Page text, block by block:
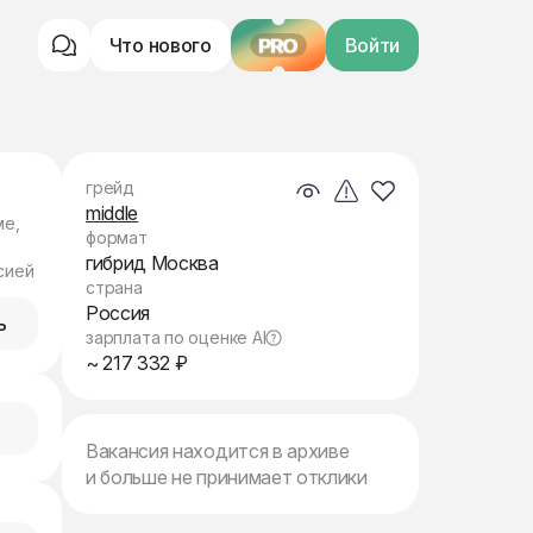
Что нового PRO Войти
грейд
middle
формат
гибрид Москва
страна
Россия
зарплата по оценке AI
~ 217 332 ₽
Вакансия находится в архиве
и больше не принимает отклики